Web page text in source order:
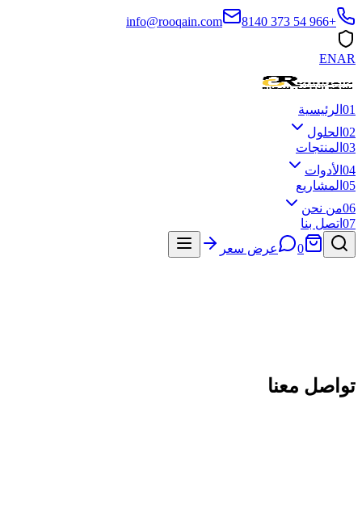
+966 54 373 8140
info@rooqain.com
ENAR
01 الرئيسية
02 الحلول
03 المنتجات
04 الأدوات
05 المشاريع
06من نحن
07 اتصل بنا
0
عرض سعر
تواصل معنا